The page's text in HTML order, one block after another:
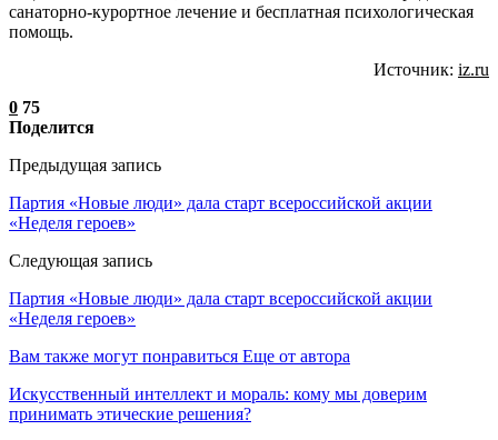
санаторно-курортное лечение и бесплатная психологическая
помощь.
Источник: iz.ru
0 75
Поделится
Предыдущая запись
Партия «Новые люди» дала старт всероссийской акции
«Неделя героев»
Следующая запись
Партия «Новые люди» дала старт всероссийской акции
«Неделя героев»
Вам также могут понравиться Еще от автора
Искусственный интеллект и мораль: кому мы доверим
принимать этические решения?